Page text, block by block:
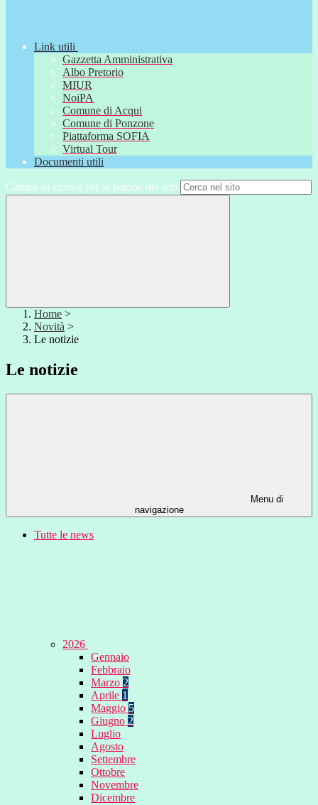
Link utili
Gazzetta Amministrativa
Albo Pretorio
MIUR
NoiPA
Comune di Acqui
Comune di Ponzone
Piattaforma SOFIA
Virtual Tour
Documenti utili
Campo di ricerca per le pagine del sito
Home >
Novità >
Le notizie
Le notizie
Menu di
navigazione
Tutte le news
2026
Gennaio
Febbraio
Marzo 2
Aprile 1
Maggio 5
Giugno 2
Luglio
Agosto
Settembre
Ottobre
Novembre
Dicembre